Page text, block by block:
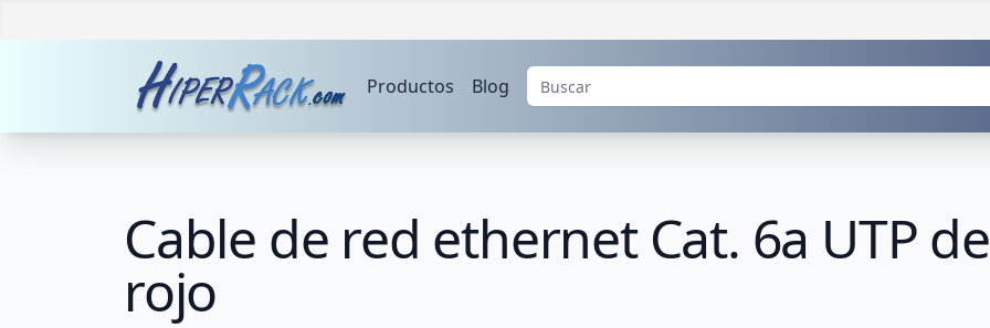
Productos Blog
Cable de red ethernet Cat. 6a UTP
rojo